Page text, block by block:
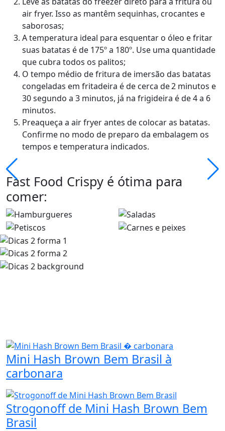
air fryer. Isso as mantêm sequinhas, crocantes e
saborosas;
A temperatura ideal para esquentar o óleo e fritar
suas batatas é de 175º a 180º. Use uma quantidade
que cubra todos os palitos;
O tempo médio de fritura de imersão das batatas
congeladas em fritadeira é de cerca de 2 minutos e
30 segundo a 3 minutos, já na frigideira é de 4 a 6
minutos.
Preaqueça a air fryer antes de colocar as batatas.
Confirme no modo de preparo da embalagem os
tempos e temperatura indicados.
Fast Food Crispy é ótima para
comer:
Mini Hash Brown Bem Brasil à
carbonara
Strogonoff de Mini Hash Brown Bem
Brasil